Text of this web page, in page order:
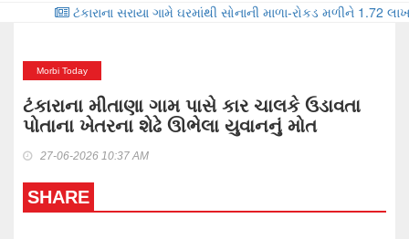
સરાયા ગામે ઘરમાંથી સોનાની માળા-રોકડ મળીને 1.72 લાખના
Morbi Today
ટંકારાના મીતાણા ગામ પાસે કાર ચાલકે ઉડાવતા
પોતાના ખેતરના શેઢે ઊભેલા યુવાનનું મોત
27-06-2026 10:37 AM
SHARE